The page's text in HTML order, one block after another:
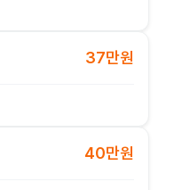
37만원
40만원